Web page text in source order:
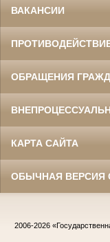
ВАКАНСИИ
ОБРАЩЕНИЯ
КАРТА САЙТА
ОБЫЧНАЯ ВЕРСИЯ
2006-2026